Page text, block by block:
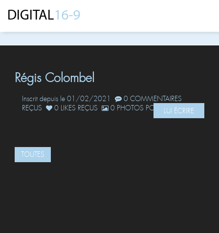
Régis Colombel
Inscrit depuis le 01/02/2021
0 COMMENTAIRES
REÇUS
0 LIKES REÇUS 0 PHOTOS POSTÉESLUI ÉCRIRE
TOUTES